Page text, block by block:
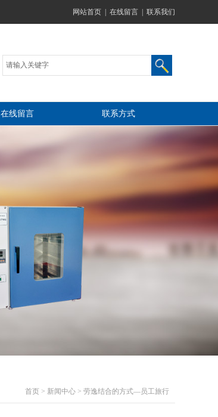
网站首页 在线留言 联系我们
在线留言 联系方式
首页 > 新闻中心 > 劳逸结合的方式—员工旅行